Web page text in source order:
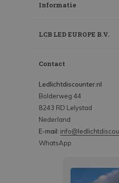
Informatie
LCB LED EUROPE B.V.
Contact
Ledlichtdiscounter.nl
Bolderweg 44
8243 RD Lelystad
Nederland
E-mail:
WhatsApp